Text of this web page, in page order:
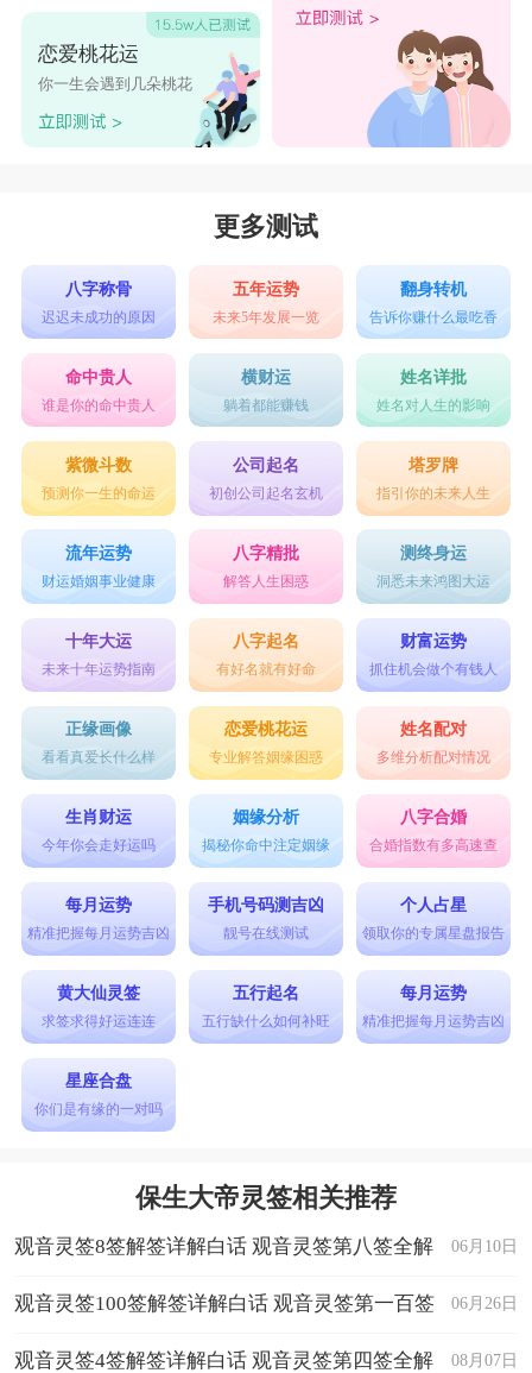
恋爱桃花运
你一生会遇到几朵桃花
更多测试
八字称骨
迟迟未成功的原因
五年运势
未来5年发展一览
翻身转机
告诉你赚什么最吃香
命中贵人
谁是你的命中贵人
横财运
躺着都能赚钱
姓名详批
姓名对人生的影响
紫微斗数
预测你一生的命运
公司起名
初创公司起名玄机
塔罗牌
指引你的未来人生
流年运势
财运婚姻事业健康
八字精批
解答人生困惑
测终身运
洞悉未来鸿图大运
十年大运
未来十年运势指南
八字起名
有好名就有好命
财富运势
抓住机会做个有钱人
正缘画像
看看真爱长什么样
恋爱桃花运
专业解答姻缘困惑
姓名配对
多维分析配对情况
生肖财运
今年你会走好运吗
姻缘分析
揭秘你命中注定姻缘
八字合婚
合婚指数有多高速查
每月运势
精准把握每月运势吉凶
手机号码测吉凶
靓号在线测试
个人占星
领取你的专属星盘报告
黄大仙灵签
求签求得好运连连
五行起名
五行缺什么如何补旺
每月运势
精准把握每月运势吉凶
星座合盘
你们是有缘的一对吗
保生大帝灵签相关推荐
06月10日
观音灵签8签解签详解白话 观音灵签第八签全解
06月26日
观音灵签100签解签详解白话 观音灵签第一百签
全解 08月07日
观音灵签4签解签详解白话 观音灵签第四签全解